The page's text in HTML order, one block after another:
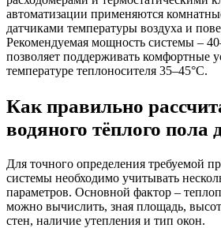
автоматизации применяются
датчиками температуры воздуха и
Рекомендуемая мощность системы –
позволяет поддерживать комфортные
температуре теплоносителя 35–45°C.
Как правильно
водяного тёплого пола
Для точного определения требуемой
системы необходимо учитывать
параметров. Основной фактор –
можно вычислить, зная площадь,
стен, наличие утепления и тип окон.